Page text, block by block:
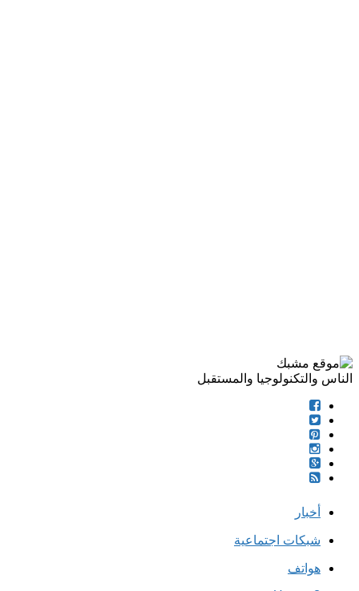
الناس والتكنولوجيا والمستقبل
أخبار
شبكات اجتماعية
هواتف